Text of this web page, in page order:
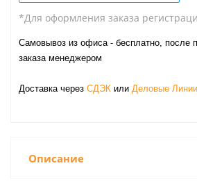
*Для оформления заказа
Самовывоз из офиса - бесплатно, после
заказа менеджером
Доставка через СДЭК или Деловые Линии
Описание